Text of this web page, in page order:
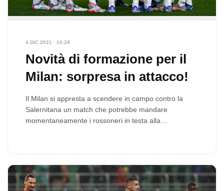
4 DIC 2021 · 10:28
Novità di formazione per il
Milan: sorpresa in attacco!
Il Milan si appresta a scendere in campo contro la
Salernitana un match che potrebbe mandare
momentaneamente i rossoneri in testa alla…